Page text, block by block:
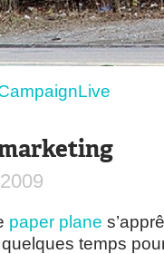
2009
paper plane
quelques temps